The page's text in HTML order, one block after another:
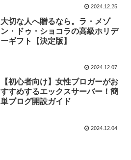
2024.12.25
大切な人へ贈るなら。ラ・メゾ
ン・ドゥ・ショコラの高級ホリデ
ーギフト【決定版】
2024.12.07
【初心者向け】女性ブロガーがお
すすめするエックスサーバー！簡
単ブログ開設ガイド
2024.12.04